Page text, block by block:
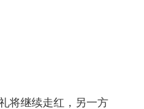
将继续走红，另一方